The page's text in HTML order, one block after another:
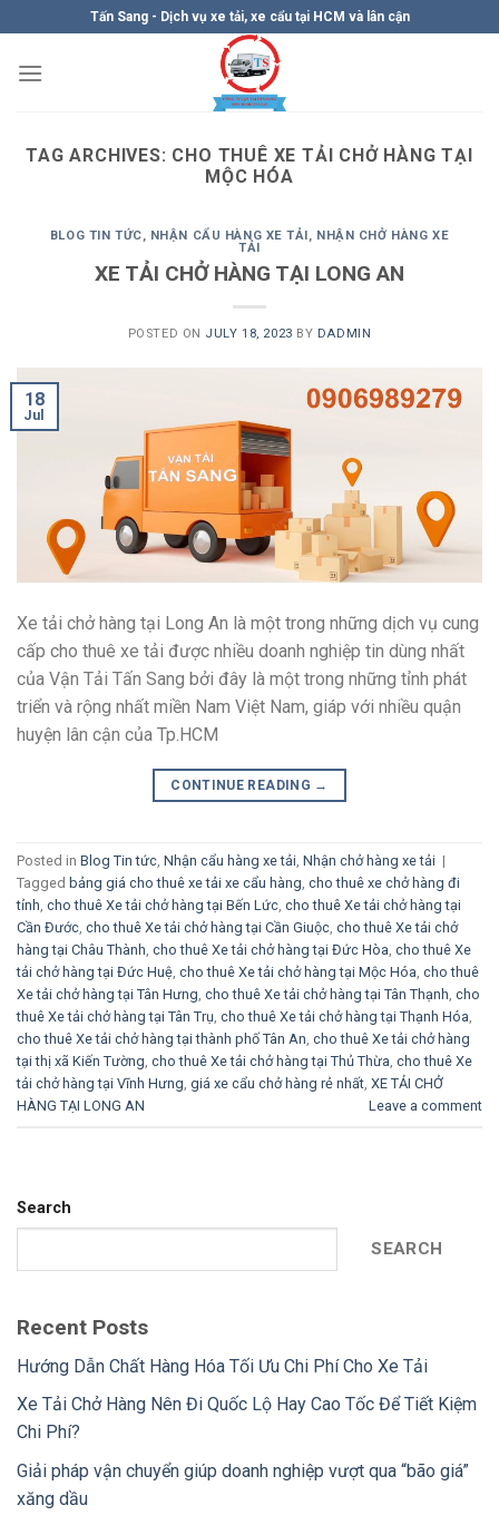
content
Tấn Sang - Dịch vụ xe tải, xe cẩu tại HCM và lân cận
TAG ARCHIVES: CHO THUÊ XE TẢI CHỞ HÀNG TẠI
MỘC HÓA
BLOG TIN TỨC, NHẬN CẨU HÀNG XE TẢI, NHẬN CHỞ HÀNG XE
TẢI
XE TẢI CHỞ HÀNG TẠI LONG AN
POSTED ON JULY 18, 2023 BY DADMIN
18
Jul
Xe tải chở hàng tại Long An là một trong những dịch vụ cung
cấp cho thuê xe tải được nhiều doanh nghiệp tin dùng nhất
của Vận Tải Tấn Sang bởi đây là một trong những tỉnh phát
triển và rộng nhất miền Nam Việt Nam, giáp với nhiều quận
huyện lân cận của Tp.HCM
CONTINUE READING →
Posted in Blog Tin tức, Nhận cẩu hàng xe tải, Nhận chở hàng xe tải |
Tagged bảng giá cho thuê xe tải xe cẩu hàng, cho thuê xe chở hàng đi
tỉnh, cho thuê Xe tải chở hàng tại Bến Lức, cho thuê Xe tải chở hàng tại
Cần Đước, cho thuê Xe tải chở hàng tại Cần Giuộc, cho thuê Xe tải chở
hàng tại Châu Thành, cho thuê Xe tải chở hàng tại Đức Hòa, cho thuê Xe
tải chở hàng tại Đức Huệ, cho thuê Xe tải chở hàng tại Mộc Hóa, cho thuê
Xe tải chở hàng tại Tân Hưng, cho thuê Xe tải chở hàng tại Tân Thạnh, cho
thuê Xe tải chở hàng tại Tân Trụ, cho thuê Xe tải chở hàng tại Thạnh Hóa,
cho thuê Xe tải chở hàng tại thành phố Tân An, cho thuê Xe tải chở hàng
tại thị xã Kiến Tường, cho thuê Xe tải chở hàng tại Thủ Thừa, cho thuê Xe
tải chở hàng tại Vĩnh Hưng, giá xe cẩu chở hàng rẻ nhất, XE TẢI CHỞ
HÀNG TẠI LONG AN
Leave a comment
Search
SEARCH
Recent Posts
Hướng Dẫn Chất Hàng Hóa Tối Ưu Chi Phí Cho Xe Tải
Xe Tải Chở Hàng Nên Đi Quốc Lộ Hay Cao Tốc Để Tiết Kiệm
Chi Phí?
Giải pháp vận chuyển giúp doanh nghiệp vượt qua “bão giá”
xăng dầu